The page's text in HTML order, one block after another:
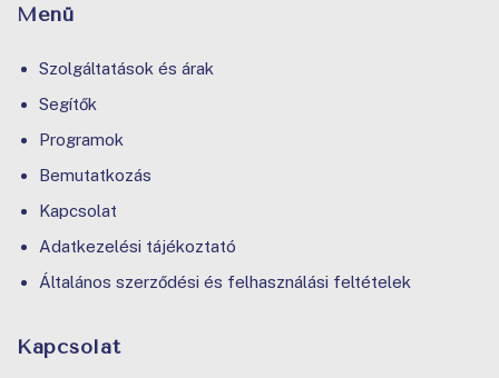
Menü
Szolgáltatások és árak
Segítők
Programok
Bemutatkozás
Kapcsolat
Adatkezelési tájékoztató
Általános szerződési és felhasználási feltételek
Kapcsolat